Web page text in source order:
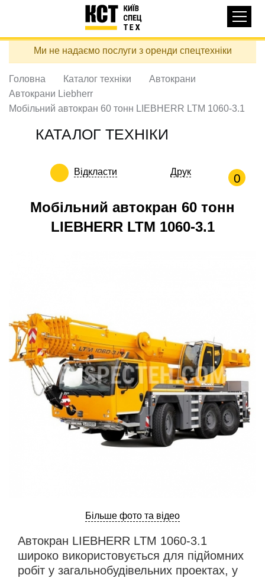
Перейти
вмісту
навигация
КАТАЛОГ ТЕХНІКИ
ДОСТАВКА ТА ОПЛАТА
ПРО НАС
ВІДГУКИ
ПОДЗВОНИТИ
Контактні телефони:
Ми не надаємо послуги з оренди спецтехніки
Головна Каталог техніки
Автокрани
Автокрани Liebherr
Мобільний автокран 60 тонн LIEBHERR LTM 1060-3.1
КАТАЛОГ ТЕХНІКИ
Відкласти Друк 0
Мобільний автокран 60 тонн
LIEBHERR LTM 1060-3.1
Більше фото та відео
Автокран LIEBHERR LTM 1060-3.1
широко використовується для підйомних
робіт у загальнобудівельних проектах, у